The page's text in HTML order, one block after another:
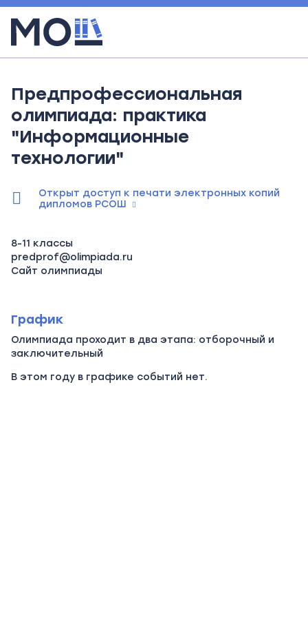
Предпрофессиональная
олимпиада: практика
"Информационные
технологии"
Открыт доступ к печати электронных копий
дипломов РСОШ
8-11 классы
predprof@olimpiada.ru
Сайт олимпиады
График
Олимпиада проходит в два этапа: отборочный и
заключительный
В этом году в графике событий нет.